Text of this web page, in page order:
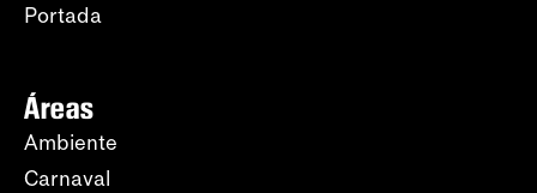
Portada
Áreas
Ambiente
Carnaval